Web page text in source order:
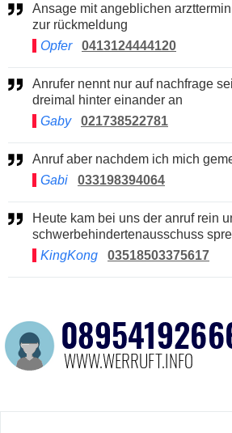
Ansage mit angeblichen arzttermin und unseriöser e-mail
zur rückmeldung
Opfer
0413124444120
Anrufer nennt nur auf nachfrage seinen namen. ruft
dreimal hinter einander an
Gaby
021738522781
Anruf aber nachdem ich mich
Gabi
033198394064
Heute kam bei uns der anruf rein und sie wollte unseren
schwerbehindertenausschuss
KingKong
03518503375617